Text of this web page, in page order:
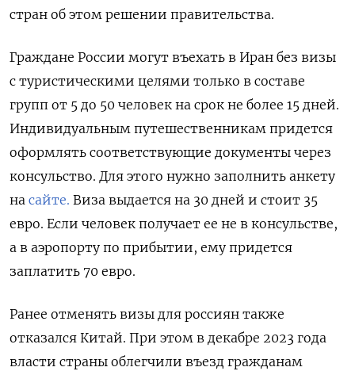
стран об этом решении правительства.
Граждане России могут въехать в Иран без визы
с туристическими целями только в составе
групп от 5 до 50 человек на срок не более 15 дней.
Индивидуальным путешественникам придется
оформлять соответствующие документы через
консульство. Для этого нужно заполнить анкету
на сайте. Виза выдается на 30 дней и стоит 35
евро. Если человек получает ее не в консульстве,
а в аэропорту по прибытии, ему придется
заплатить 70 евро.
Ранее отменять визы для россиян также
отказался Китай. При этом в декабре 2023 года
власти страны облегчили въезд гражданам